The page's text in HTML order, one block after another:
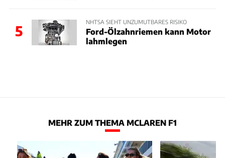
5
NHTSA SIEHT UNZUMUTBARES RISIKO
Ford-Ölzahnriemen kann Motor
lahmlegen
MEHR ZUM THEMA MCLAREN F1